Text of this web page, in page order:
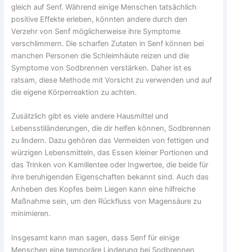
gleich auf Senf. Während einige Menschen tatsächlich
positive Effekte erleben, könnten andere durch den
Verzehr von Senf möglicherweise ihre Symptome
verschlimmern. Die scharfen Zutaten in Senf können bei
manchen Personen die Schleimhäute reizen und die
Symptome von Sodbrennen verstärken. Daher ist es
ratsam, diese Methode mit Vorsicht zu verwenden und auf
die eigene Körperreaktion zu achten.
Zusätzlich gibt es viele andere Hausmittel und
Lebensstiländerungen, die dir helfen können, Sodbrennen
zu lindern. Dazu gehören das Vermeiden von fettigen und
würzigen Lebensmitteln, das Essen kleiner Portionen und
das Trinken von Kamillentee oder Ingwertee, die beide für
ihre beruhigenden Eigenschaften bekannt sind. Auch das
Anheben des Kopfes beim Liegen kann eine hilfreiche
Maßnahme sein, um den Rückfluss von Magensäure zu
minimieren.
Insgesamt kann man sagen, dass Senf für einige
Menschen eine temporäre Linderung bei Sodbrennen